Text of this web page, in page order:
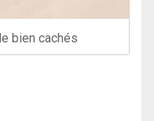
bien cachés